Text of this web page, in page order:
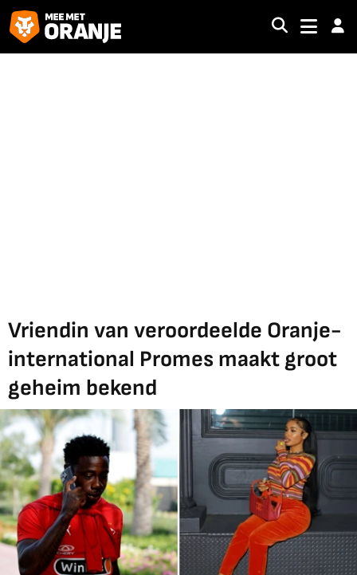
Vriendin van veroordeelde Oranje-
international Promes maakt groot
geheim bekend